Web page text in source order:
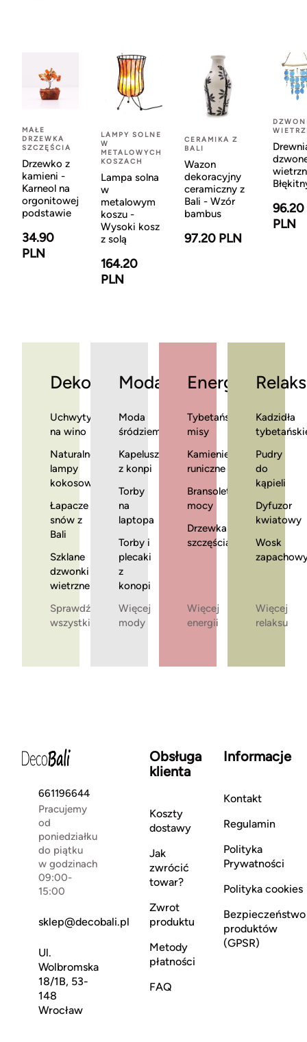
MAŁE
DRZEWKA
SZCZĘŚCIA
Drzewko z
kamieni -
Karneol na
orgonitowej
podstawie
34.90
PLN
LAMPY SOLNE
W
METALOWYCH
KOSZACH
Lampa solna
w
metalowym
koszu -
Wysoki kosz
z solą
164.20
PLN
CERAMIKA Z
BALI
Wazon
dekoracyjny
ceramiczny z
Bali - Wzór
bambus
97.20 PLN
96.20
PLN
Dekoracje
Uchwyty
na wino
Naturalne
lampy
kokosowe
Łapacze
snów z
Bali
Szklane
dzwonki
wietrzne
Sprawdź
wszystkie
Moda
Moda
śródziemnomorska
Kapelusze
z konpi
Torby
na
laptopa
Torby i
plecaki
z
konopi
Więcej
mody
Energia
Tybetańskie
misy
Kamienie
runiczne
Bransoletki
mocy
Drzewka
szczęścia
Więcej
energii
Relaks
Kadzidła
Pudry
do
kąpieli
Dyfuzor
kwiatowy
Wosk
Więcej
relaksu
661196644
Pracujemy
od
poniedziałku
do piątku
w godzinach
09:00-
15:00
sklep@decobali.pl
Ul.
Wolbromska
18/1B, 53-
148
Wrocław
Obsługa
klienta
Koszty
dostawy
Jak
zwrócić
towar?
Zwrot
produktu
Metody
płatności
FAQ
Informacje
Kontakt
Regulamin
Polityka
Prywatności
Polityka cookies
Bezpieczeństwo
produktów
(GPSR)